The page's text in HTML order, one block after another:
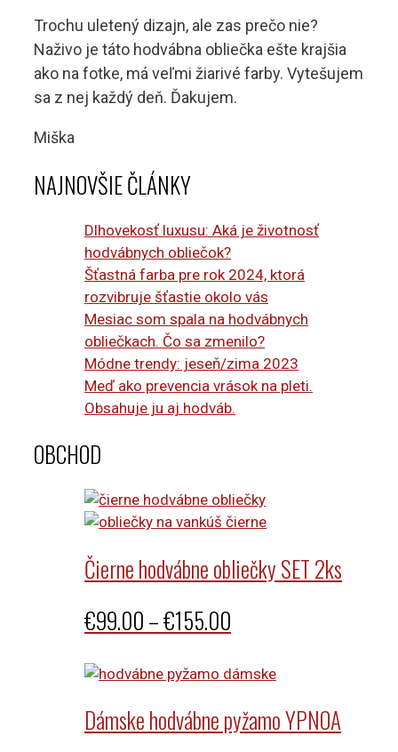
Trochu uletený dizajn, ale zas prečo nie?
Naživo je táto hodvábna obliečka ešte krajšia
ako na fotke, má veľmi žiarivé farby. Vytešujem
sa z nej každý deň. Ďakujem.
Miška
NAJNOVŠIE ČLÁNKY
Dlhovekosť luxusu: Aká je životnosť
hodvábnych obliečok?
Šťastná farba pre rok 2024, ktorá
rozvibruje šťastie okolo vás
Mesiac som spala na hodvábnych
obliečkach. Čo sa zmenilo?
Módne trendy: jeseň/zima 2023
Meď ako prevencia vrások na pleti.
Obsahuje ju aj hodváb.
OBCHOD
Čierne hodvábne obliečky SET 2ks
€99.00–€155.00
€99.00
through
Dámske hodvábne pyžamo YPNOA